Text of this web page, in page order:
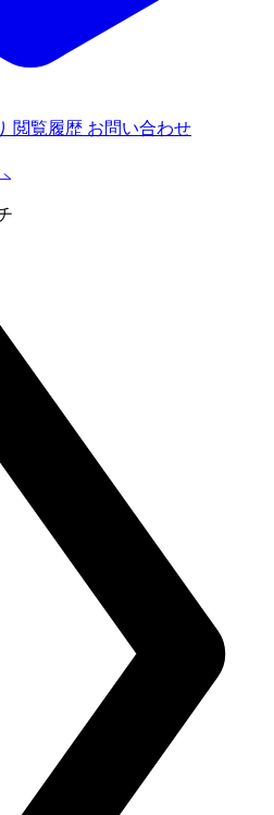
閲覧履歴 お問い合わせ